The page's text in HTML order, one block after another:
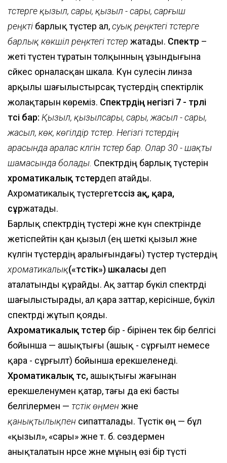
түстерге қызыл, сары, қызыл - сары, сарғыш
реңкті барлық түстер ал,суық реңктегі түстерге
барлық көкшіл реңктегі түстер жатады. Спектр –
жеті түстен тұратын толқынның ұзындығына
сәйкес орналасқан шкала. Күн сәулесін линза
арқылы шағылыстырсақ түстердің спектірлік
жолақтарын көреміз. Спектрдің негізгі 7 - түрлі
түсі бар: Қызыл, қызылсары, сары, жасыл - сары,
жасыл, көк, көгілдір түстер. Негізгі түстердің
арасында аралас күлгін түстер бар. Олар 30 - шақты
шамасында болады. Спектрдің барлық түстерін
хроматикалық түстердеп атайды.
Ахроматикалық түстергетүссіз ақ, қара,
сұржатады.
Барлық спектрдің түстері және күн спектрінде
жетіспейтін қан қызыл (ең шеткі қызыл және
күлгін түстердің аралығындағы) түстер түстердің
хроматикалық(«түстік») шкаласы деп
аталатынды құрайды. Ақ заттар бүкіл спектрді
шағылыстырады, ал қара заттар, керісінше, бүкіл
спектрді жұтып қояды.
Ахроматикалық түстер бір - бірінен тек бір белгісі
бойынша — ашықтығы (ашық - сұрғылт немесе
қара - сұрғылт) бойынша ерекшеленеді.
Хроматикалық түс, ашықтығы жағынан
ерекшеленумен қатар, тағы да екі басты
белгілермен — түстік өңмен және
қанықтылықпен сипатталады. Түстік өң — бұл
«қызыл», «сары» және т. б. сөздермен
анықталатын нәрсе және мұның өзі бір түсті